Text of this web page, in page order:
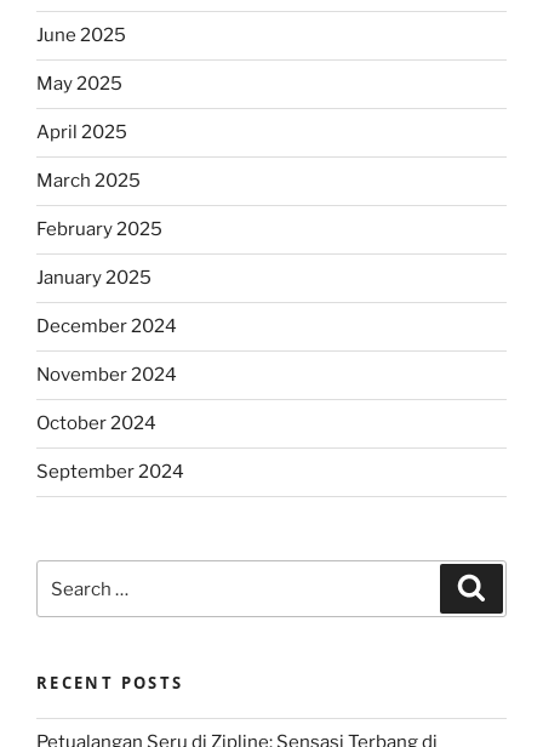
June 2025
May 2025
April 2025
March 2025
February 2025
January 2025
December 2024
November 2024
October 2024
September 2024
for:
RECENT POSTS
Petualangan Seru di Zipline: Sensasi Terbang di